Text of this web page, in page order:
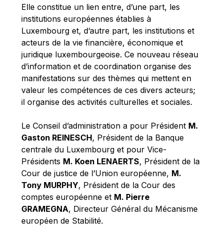
Michael Sohlman
Michel Goedert
Mireille Delmas-Marty
Nobuo Tanaka
Otmar Issing
Paolo Mengozzi
Paschal Donohoe
Pat Cox
Patrizia Nanz
Philippe Maystadt
Pierre Gramegna
Richard Pelly
Robert Goebbels
Robert REYNDERS
Elle constitue un lien entre, d’une part, les
institutions européennes établies à
Luxembourg et, d’autre part, les institutions et
acteurs de la vie financière, économique et
juridique luxembourgeoise. Ce nouveau réseau
d’information et de coordination organise des
manifestations sur des thèmes qui mettent en
valeur les compétences de ces divers acteurs;
il organise des activités culturelles et sociales.
Le Conseil d’administration a pour Président M.
Gaston REINESCH, Président de la Banque
centrale du Luxembourg et pour Vice-
Présidents M. Koen LENAERTS, Président de la
Cour de justice de l’Union européenne, M.
Tony MURPHY, Président de la Cour des
comptes européenne et M. Pierre
GRAMEGNA, Directeur Général du Mécanisme
européen de Stabilité.